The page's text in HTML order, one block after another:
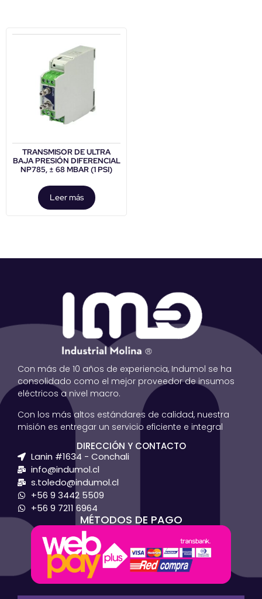
TRANSMISOR DE ULTRA
BAJA PRESIÓN DIFERENCIAL
NP785, ± 68 MBAR (1 PSI)
Leer más
Con más de 10 años de experiencia, Indumol se ha
consolidado como el mejor proveedor de insumos
eléctricos a nivel macro.
Con los más altos estándares de calidad, nuestra
misión es entregar un servicio eficiente e integral
DIRECCIÓN Y CONTACTO
Lanin #1634 - Conchali
info@indumol.cl
s.toledo@indumol.cl
+56 9 3442 5509
+56 9 7211 6964
MÉTODOS DE PAGO